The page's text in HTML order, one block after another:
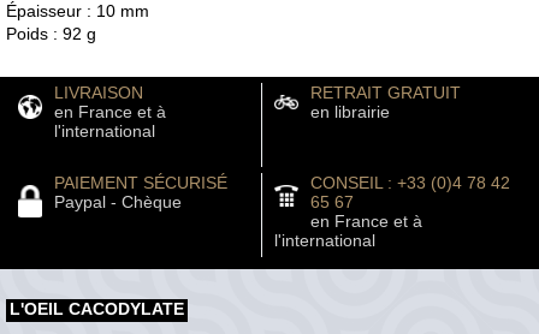
Épaisseur : 10 mm
Poids : 92 g
LIVRAISON
en France et à
l'international
RETRAIT GRATUIT
en librairie
PAIEMENT SÉCURISÉ
Paypal - Chèque
CONSEIL : +33 (0)4 78 42
65 67
en France et à
l'international
L'OEIL CACODYLATE